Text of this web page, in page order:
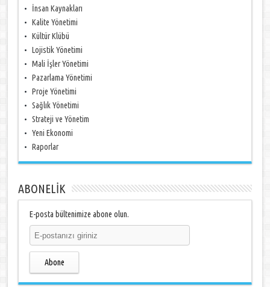
İnsan Kaynakları
Kalite Yönetimi
Kültür Klübü
Lojistik Yönetimi
Mali İşler Yönetimi
Pazarlama Yönetimi
Proje Yönetimi
Sağlık Yönetimi
Strateji ve Yönetim
Yeni Ekonomi
Raporlar
ABONELİK
E-posta bültenimize abone olun.
Abone